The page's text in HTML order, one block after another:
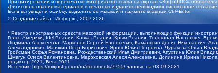
При цитировании и перепечатке материалов ссылка на портал «ИнфоШОС»
Для использования материалов в печатных изданиях необходимо письменное
Если вы увидели ошибку, выделите ее мышкой и нажмите клавиши Ctrl+Enter
©Создание сайта - Инфорос, 2007-2026
* Реестр иностранных средств массовой информации, выполняющих функции
Голос Америки, Idel.Реалии, Кавказ.Реалии, Крым.Реалии, Телеканал Настоящее
Людмила Алексеевна, Маркелов Сергей Евгеньевич, Камалягин Денис Николаевич,
Александрович, Маняхин Петр Борисович, Ярош Юлия Петровна, Чуракова Ольга
Гройсман Софья Романовна, Рождественский Илья Дмитриевич, Апухтина Юлия
Шмагун Олеся Валентиновна, Мароховская Алеся Алексеевна, Долинина Ирина
редактор 2021, Вега 2021
Источник: https://minjust.gov.ru/ru/documents/7755/ данные на 03.09.2021